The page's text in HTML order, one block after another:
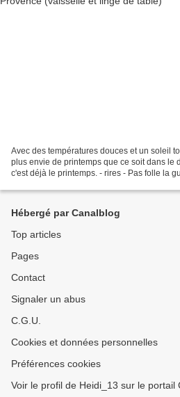
Avec des températures douces et un soleil
plus envie de printemps que ce soit dans le
c'est déjà le printemps. - rires - Pas folle la
Hébergé par Canalblog
Top articles
Pages
Contact
Signaler un abus
C.G.U.
Cookies et données personnelles
Préférences cookies
Voir le profil de Heidi_13 sur le portail